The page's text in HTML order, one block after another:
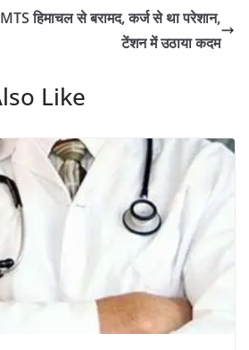
हिमाचल से बरामद, कर्ज से था परेशान,
टेंशन में उठाया कदम
Like